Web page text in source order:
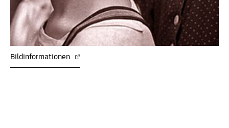
Bildinformationen